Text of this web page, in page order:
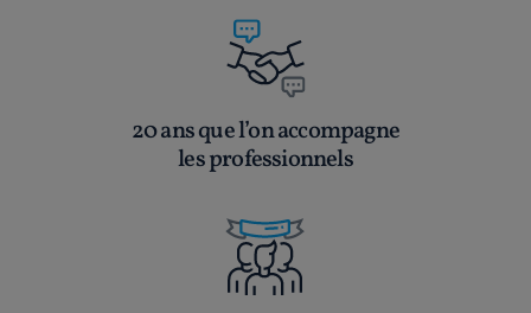
20 ans que l’on accompagne
les professionnels